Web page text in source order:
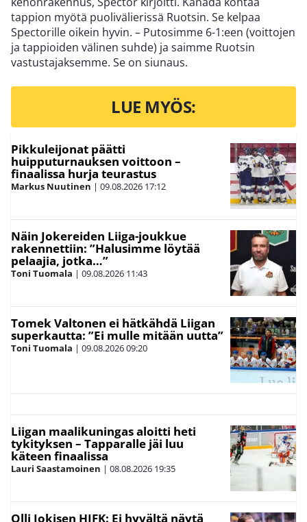
tappion myötä puolivälierissä Ruotsin. Se kelpaa
Spectorille oikein hyvin. – Putosimme 6-1:een (voittojen
ja tappioiden välinen suhde) ja saimme Ruotsin
vastustajaksemme. Se on siunaus.
LUE MYÖS:
Pikkuleijonat päätti
huipputurnauksen voittoon –
finaalissa hurja teurastus
Markus Nuutinen | 09.08.2026 17:12
Näin Jokereiden Liiga-joukkue
rakennettiin: ”Halusimme löytää
pelaajia, jotka…”
Toni Tuomala | 09.08.2026 11:43
Tomek Valtonen ei hätkähdä Liigan
superkautta: ”Ei mulle mitään uutta”
Toni Tuomala | 09.08.202609:20
Liigan maalikuningas aloitti heti
tykityksen – Tapparalle jäi luu
käteen finaalissa
Lauri Saastamoinen | 08.08.2026 19:35
Olli Jokisen HIFK: Ei hyvältä näytä